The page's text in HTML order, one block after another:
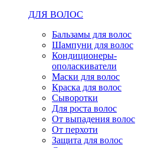
ДЛЯ ВОЛОС
Бальзамы для волос
Шампуни для волос
Кондиционеры-
ополаскиватели
Маски для волос
Краска для волос
Сыворотки
Для роста волос
От выпадения волос
От перхоти
Защита для волос